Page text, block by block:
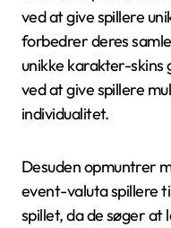
ved at give spillere
forbedrer deres
unikke karakter-
ved at give spillere
individualitet.
Desuden opmuntrer
event-valuta spillere
spillet, da de søger at